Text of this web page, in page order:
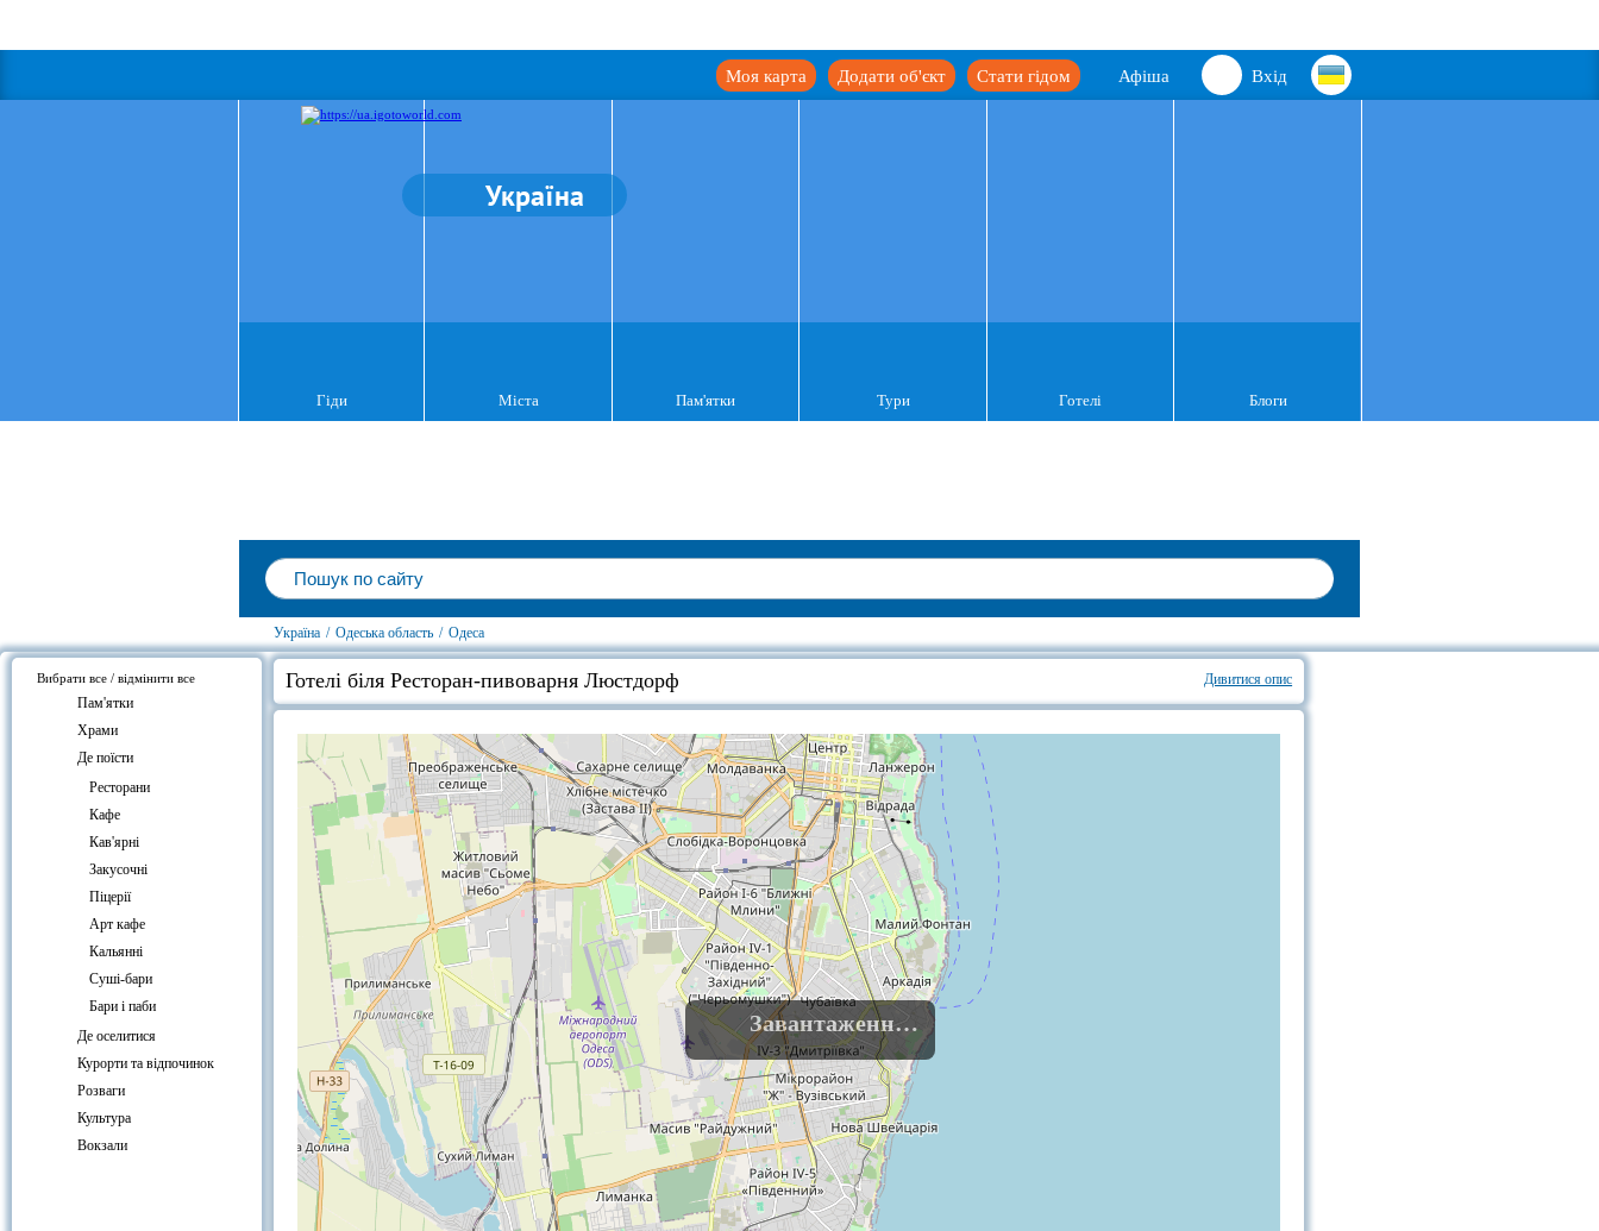
Вхід
Афіша
Стати гідом
Додати об'єкт
Моя карта
Україна
Гіди Міста Пам'ятки Тури Готелі Блоги
Україна / Одеська область / Одеса
Вибрати все / відмінити все
Пам'ятки
Храми
Де поїсти
Ресторани
Кафе
Кав'ярні
Закусочні
Піцерії
Арт кафе
Кальянні
Суші-бари
Бари і паби
Де оселитися
Курорти та відпочинок
Розваги
Культура
Вокзали
Дивитися опис
Готелі біля Ресторан-пивоварня Люстдорф
Завантаження......